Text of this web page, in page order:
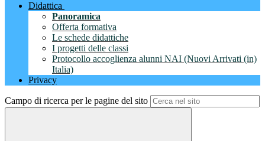
Didattica
Panoramica
Offerta formativa
Le schede didattiche
I progetti delle classi
Protocollo accoglienza alunni NAI (Nuovi Arrivati (in)
Italia)
Privacy
Campo di ricerca per le pagine del sito